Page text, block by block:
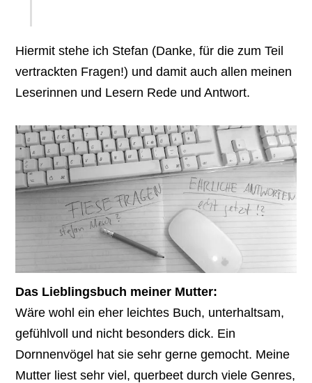
Hiermit stehe ich Stefan (Danke, für die zum Teil
vertrackten Fragen!) und damit auch allen meinen
Leserinnen und Lesern Rede und Antwort.
Das Lieblingsbuch meiner Mutter:
Wäre wohl ein eher leichtes Buch, unterhaltsam,
gefühlvoll und nicht besonders dick. Ein
Dornnenvögel hat sie sehr gerne gemocht. Meine
Mutter liest sehr viel, querbeet durch viele Genres,